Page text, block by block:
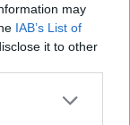
may
IAB’s List of
it to other